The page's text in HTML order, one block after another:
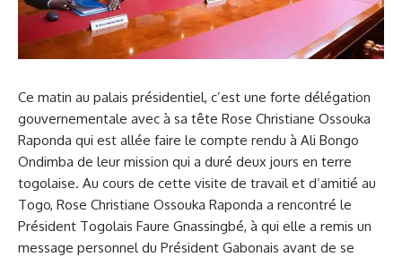
Ce matin au palais présidentiel, c’est une forte délégation
gouvernementale avec à sa tête Rose Christiane Ossouka
Raponda qui est allée faire le compte rendu à Ali Bongo
Ondimba de leur mission qui a duré deux jours en terre
togolaise. Au cours de cette visite de travail et d’amitié au
Togo, Rose Christiane Ossouka Raponda a rencontré le
Président Togolais Faure Gnassingbé, à qui elle a remis un
message personnel du Président Gabonais avant de se